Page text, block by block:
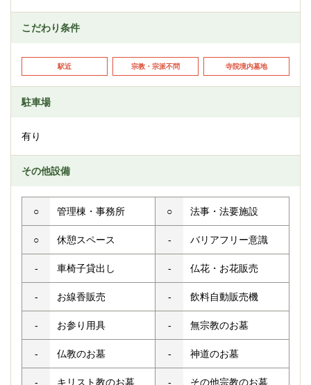
こだわり条件
駅近 宗教・宗派不問 寺院境内墓地
駐車場
有り
その他設備
○ 管理棟・事務所 ○ 法事・法要施設
○ 休憩スペース - バリアフリー意識
- 車椅子貸出し - 仏花・お花販売
- お線香販売 - 飲料自動販売機
- お参り用具 - 無宗教のお墓
- 仏教のお墓 - 神道のお墓
- キリスト教のお墓 - その他宗教のお墓